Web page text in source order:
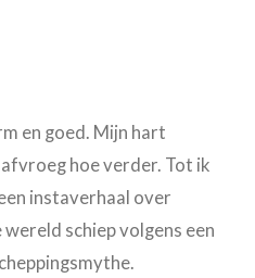
en goed. Mijn hart
hoe verder. Tot ik
instaverhaal over
schiep volgens een